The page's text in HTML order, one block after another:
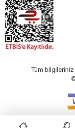
Tüm bilgileriniz